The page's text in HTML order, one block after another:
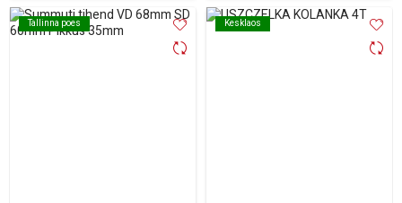
Tallinna poes
Tallinna poes Kesklaos
Kesklaos